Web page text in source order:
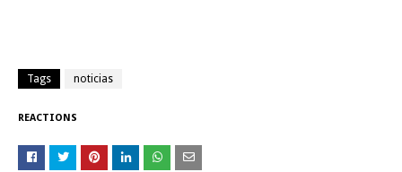
Tags noticias
REACTIONS